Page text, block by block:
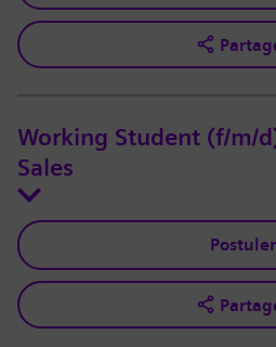
Working Student (f/m/
Sales
Postuler